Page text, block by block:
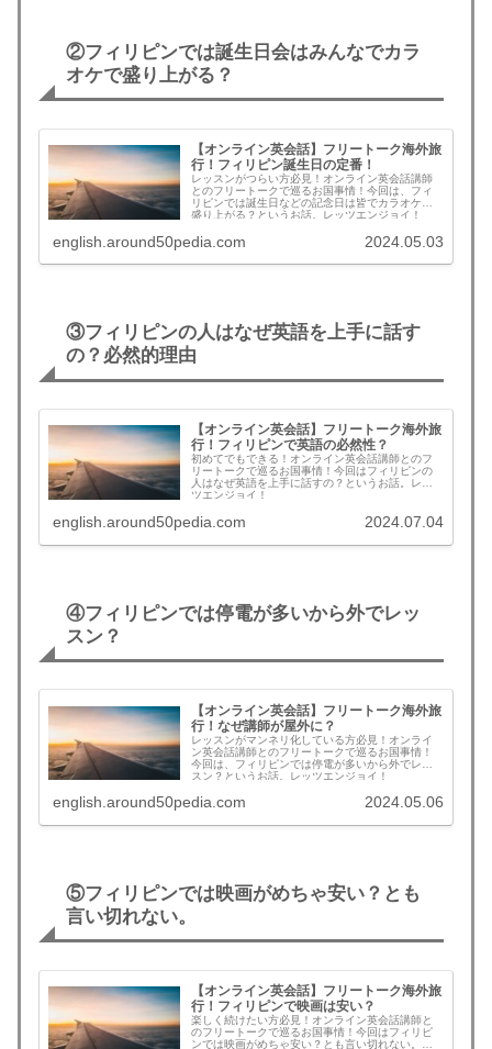
②フィリピンでは誕生日会はみんなでカラ
オケで盛り上がる？
【オンライン英会話】フリートーク海外旅
行！フィリピン誕生日の定番！
レッスンがつらい方必見！オンライン英会話講師
とのフリートークで巡るお国事情！今回は、フィ
リピンでは誕生日などの記念日は皆でカラオケで
盛り上がる？というお話。レッツエンジョイ！
english.around50pedia.com 2024.05.03
③フィリピンの人はなぜ英語を上手に話す
の？必然的理由
【オンライン英会話】フリートーク海外旅
行！フィリピンで英語の必然性？
初めてでもできる！オンライン英会話講師とのフ
リートークで巡るお国事情！今回はフィリピンの
人はなぜ英語を上手に話すの？というお話。レッ
ツエンジョイ！
english.around50pedia.com 2024.07.04
④フィリピンでは停電が多いから外でレッ
スン？
【オンライン英会話】フリートーク海外旅
行！なぜ講師が屋外に？
レッスンがマンネリ化している方必見！オンライ
ン英会話講師とのフリートークで巡るお国事情！
今回は、フィリピンでは停電が多いから外でレッ
スン？というお話。レッツエンジョイ！
english.around50pedia.com 2024.05.06
⑤フィリピンでは映画がめちゃ安い？とも
言い切れない。
【オンライン英会話】フリートーク海外旅
行！フィリピンで映画は安い？
楽しく続けたい方必見！オンライン英会話講師と
のフリートークで巡るお国事情！今回はフィリピ
ンでは映画がめちゃ安い？とも言い切れない。と